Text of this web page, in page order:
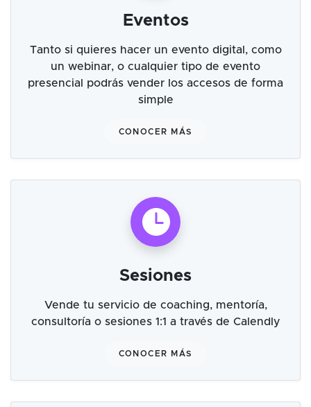
Eventos
Tanto si quieres hacer un evento digital, como
un webinar, o cualquier tipo de evento
presencial podrás vender los accesos de forma
simple
CONOCER MÁS
Sesiones
Vende tu servicio de coaching, mentoría,
consultoría o sesiones 1:1 a través de Calendly
CONOCER MÁS